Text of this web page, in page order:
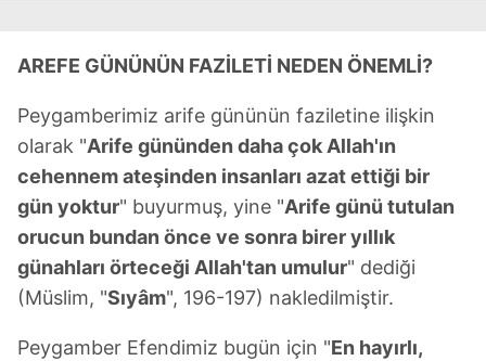
AREFE GÜNÜNÜN FAZİLETİ NEDEN ÖNEMLİ?
Peygamberimiz arife gününün faziletine ilişkin
olarak "Arife gününden daha çok Allah'ın
cehennem ateşinden insanları azat ettiği bir
gün yoktur" buyurmuş, yine "Arife günü tutulan
orucun bundan önce ve sonra birer yıllık
günahları örteceği Allah'tan umulur" dediği
(Müslim, "Sıyâm", 196-197) nakledilmiştir.
Peygamber Efendimiz bugün için "En hayırlı,